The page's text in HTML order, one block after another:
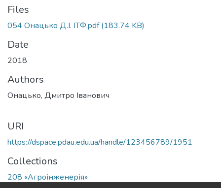
Files
054 Онацько Д.І. ІТФ.pdf(183.74 KB)
Date
2018
Authors
Онацько, Дмитро Іванович
URI
https://dspace.pdau.edu.ua/handle/123456789/1951
Collections
208 «Агроінженерія»